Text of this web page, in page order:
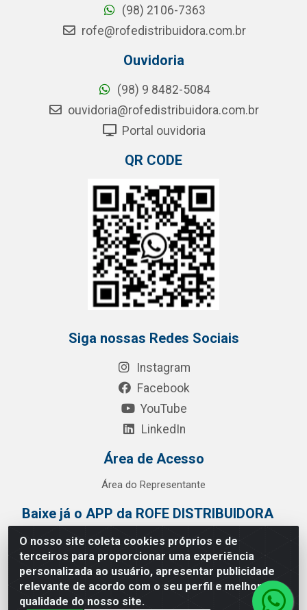
O nosso site coleta cookies próprios e de
terceiros para proporcionar uma experiência
personalizada ao usuário, apresentar publicidade
relevante de acordo com o seu perfil e melhorar a
qualidade do nosso site.
(98) 2106-7363
rofe@rofedistribuidora.com.br
Ouvidoria
(98) 9 8482-5084
ouvidoria@rofedistribuidora.com.br
Portal ouvidoria
QR CODE
Siga nossas Redes Sociais
Instagram
Facebook
YouTube
LinkedIn
Área de Acesso
Área do Representante
Baixe já o APP da ROFE DISTRIBUIDORA